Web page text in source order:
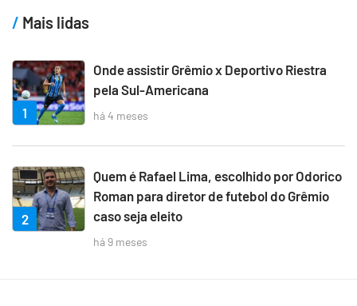
Mais lidas
1
Onde assistir Grêmio x Deportivo Riestra
pela Sul-Americana
há 4 meses
2
Quem é Rafael Lima, escolhido por Odorico
Roman para diretor de futebol do Grêmio
caso seja eleito
há 9 meses